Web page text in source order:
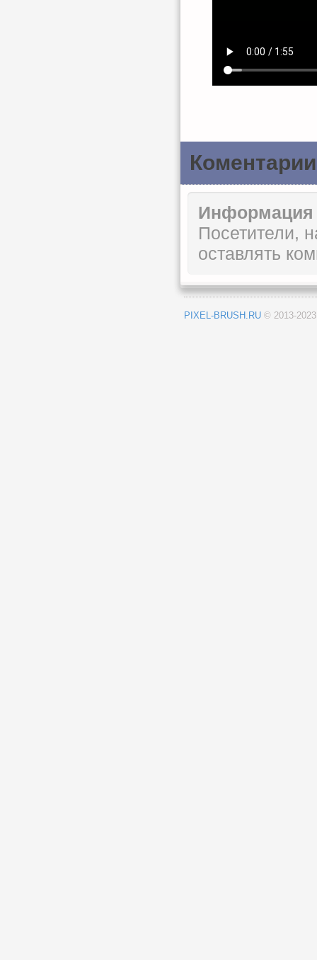
Коментарии
Информация
Посетители,
оставлять
PIXEL-BRUSH.RU © 2013-